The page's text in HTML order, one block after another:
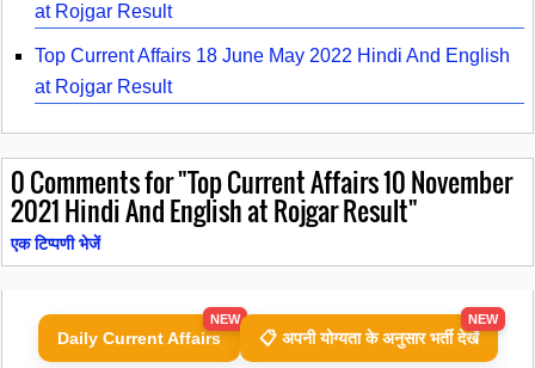
at Rojgar Result
Top Current Affairs 18 June May 2022 Hindi And English
at Rojgar Result
0Comments for "Top Current Affairs 10 November
2021 Hindi And English at Rojgar Result"
एक टिप्पणी भेजें
Daily Current Affairs
NEW
📋 अपनी योग्यता के अनुसार भर्ती देखें
NEW